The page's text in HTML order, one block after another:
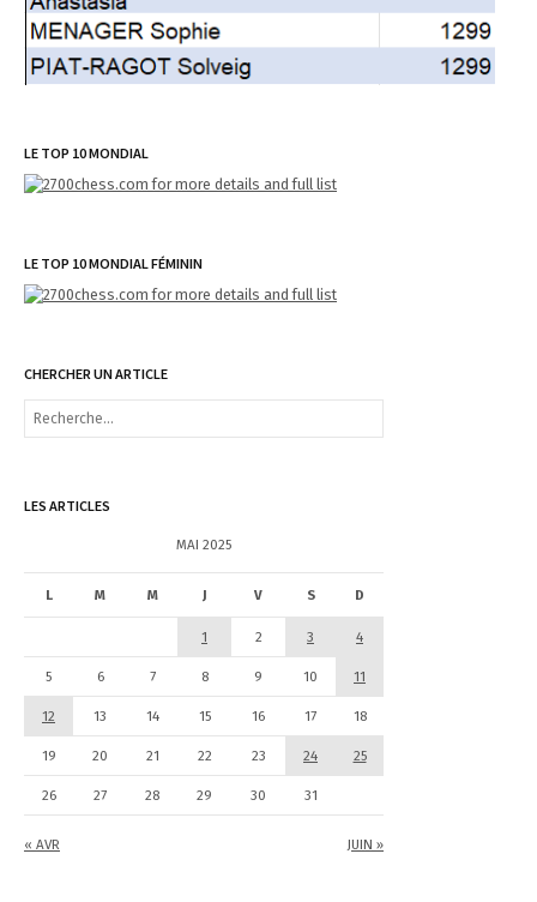
LE TOP 10 MONDIAL
LE TOP 10 MONDIAL FÉMININ
CHERCHER UN ARTICLE
R
r
e
LES ARTICLES
MAI 2025
L M M J V S D
« AVR JUIN »
1 2 3 4
5 6 7 8 9 10 11
12 13 14 15 16 17 18
19 20 21 22 23 24 25
26 27 28 29 30 31